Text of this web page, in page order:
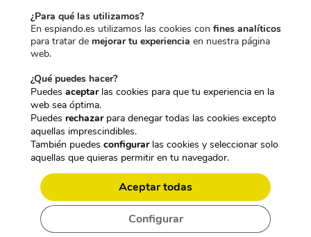
¿Para qué las utilizamos?
En espiando.es utilizamos las cookies con fines analíticos
para tratar de mejorar tu experiencia en nuestra página
web.
¿Qué puedes hacer?
Puedes aceptarlas cookies para que tu experiencia en la
web sea óptima.
Puedes rechazarpara denegar todas las cookies excepto
aquellas imprescindibles.
También puedes configurarlas cookies y seleccionar solo
aquellas que quieras permitir en tu navegador.
Aceptar todas
Configurar